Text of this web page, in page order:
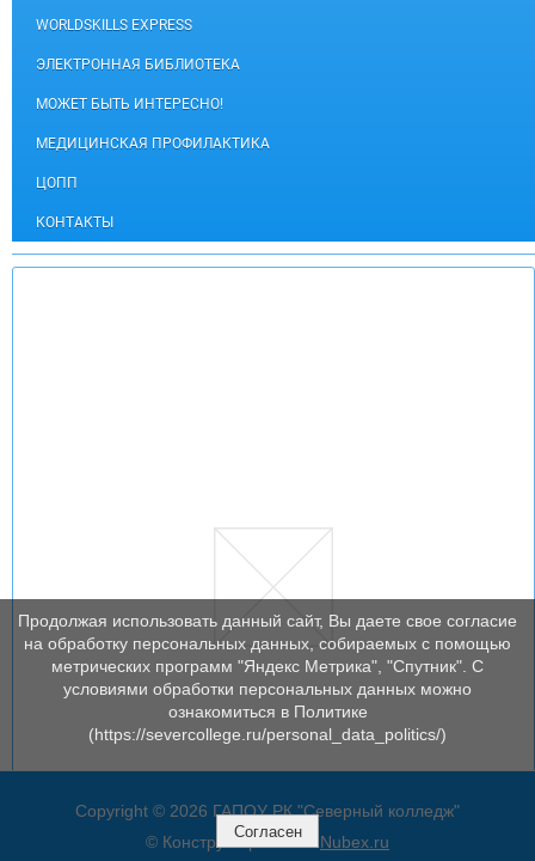
WORLDSKILLS EXPRESS
ЭЛЕКТРОННАЯ БИБЛИОТЕКА
МОЖЕТ БЫТЬ ИНТЕРЕСНО!
МЕДИЦИНСКАЯ ПРОФИЛАКТИКА
ЦОПП
КОНТАКТЫ
Copyright © 2026 ГАПОУ РК "Северный колледж"
© Конструктор сайтов Nubex.ru
Продолжая использовать данный сайт, Вы даете свое согласие
на обработку персональных данных, собираемых с помощью
метрических программ "Яндекс Метрика", "Спутник". С
условиями обработки персональных данных можно
ознакомиться в Политике
(https://severcollege.ru/personal_data_politics/)
Согласен